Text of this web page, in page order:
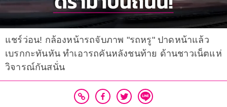
แชร์ว่อน! กล้องหน้ารถจับภาพ "รถหรู" ปาดหน้าแล้ว
เบรกกะทันหัน ทำเอารถคันหลังชนท้าย ด้านชาวเน็ตแห่
วิจารณ์กันสนั่น